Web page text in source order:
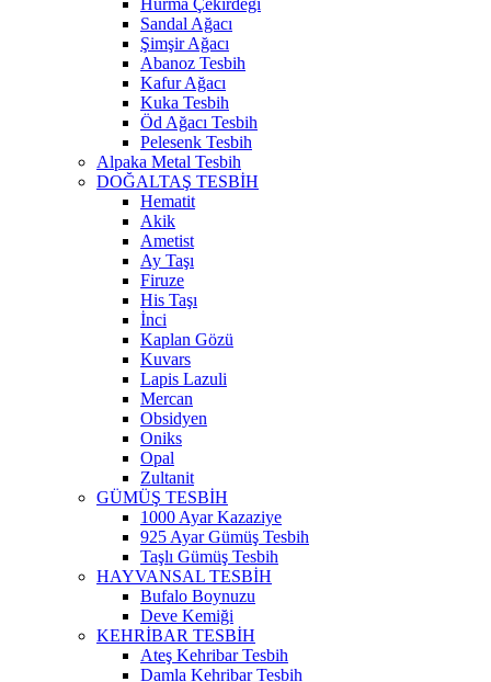
Hurma Çekirdeği
Sandal Ağacı
Şimşir Ağacı
Abanoz Tesbih
Kafur Ağacı
Kuka Tesbih
Öd Ağacı Tesbih
Pelesenk Tesbih
Alpaka Metal Tesbih
DOĞALTAŞ TESBİH
Hematit
Akik
Ametist
Ay Taşı
Firuze
His Taşı
İnci
Kaplan Gözü
Kuvars
Lapis Lazuli
Mercan
Obsidyen
Oniks
Opal
Zultanit
GÜMÜŞ TESBİH
1000 Ayar Kazaziye
925 Ayar Gümüş Tesbih
Taşlı Gümüş Tesbih
HAYVANSAL TESBİH
Bufalo Boynuzu
Deve Kemiği
KEHRİBAR TESBİH
Ateş Kehribar Tesbih
Damla Kehribar Tesbih